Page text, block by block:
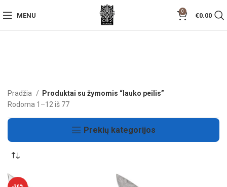
MENU
0
€0.00
Pradžia
Produktai su žymomis “lauko peilis”
Rodoma 1–12 iš 77
Prekių kategorijos